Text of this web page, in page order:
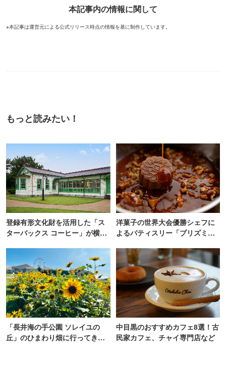
本記事内の情報に関して
※本記事は運営元による公式リリース時点の情報を基に制作しています。
もっと読みたい！
登録有形文化財を活用した「ス
ターバックス コーヒー」が横
洋菓子の世界大会優勝シェフに
よるパティスリー「プリズミッ
「長井海の手公園 ソレイユの
丘」のひまわり畑に行ってき
中目黒のおすすめカフェ8選！古
民家カフェ、チャイ専門店など